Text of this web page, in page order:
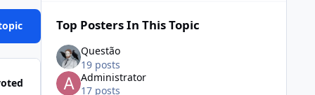
Top Posters In This Topic
Questão
19 posts
Administrator
17 posts